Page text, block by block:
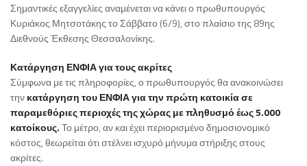
Σημαντικές εξαγγελίες αναμένεται να κάνει ο πρωθυπουργός
Κυριάκος Μητσοτάκης το Σάββατο (6/9), στο πλαίσιο της 89ης
Διεθνούς Έκθεσης Θεσσαλονίκης.
Κατάργηση ΕΝΦΙΑ για τους ακρίτες
Σύμφωνα με τις πληροφορίες, ο πρωθυπουργός θα ανακοινώσει
τηνκατάργηση του ΕΝΦΙΑ για την πρώτη κατοικία σε
παραμεθόριες περιοχές της χώρας με πληθυσμό έως 5.000
κατοίκους.Το μέτρο, αν και έχει περιορισμένο δημοσιονομικό
κόστος, θεωρείται ότι στέλνει ισχυρό μήνυμα στήριξης στους
ακρίτες.